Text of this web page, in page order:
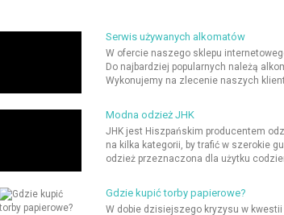
Serwis używanych alkomatów
W ofercie naszego sklepu
Do najbardziej popularnych należą
Wykonujemy na zlecenie naszych
Modna odzież JHK
JHK jest Hiszpańskim producentem
na kilka kategorii, by trafić w szerokie
odzież przeznaczona dla użytku
Gdzie kupić torby papierowe?
W dobie dzisiejszego kryzysu w